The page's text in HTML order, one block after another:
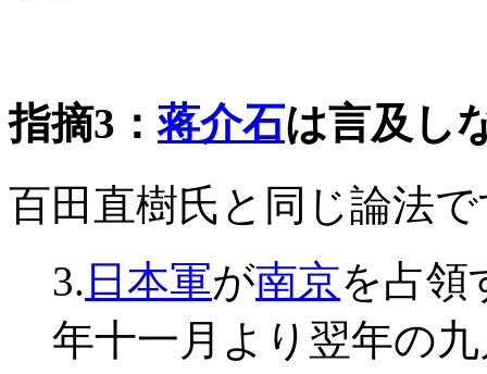
指摘3：蒋介石は言及し
百田直樹氏と同じ論法
3. 日本軍が南京を占領
年十一月より翌年の